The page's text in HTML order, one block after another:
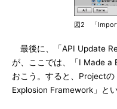
図2 「Import
最後に、「API Update
が、ここでは、「I Made a
おこう。すると、Project
Explosion Framework」と